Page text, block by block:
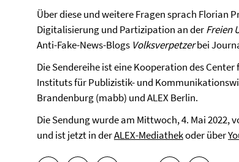
Über diese und weitere Fragen sprach Florian
Digitalisierung und Partizipation an derFreien
Anti-Fake-News-Blogs Volksverpetzerbei
Die Sendereihe ist eine Kooperation des
Instituts für Publizistik- und
Brandenburg (mabb) und ALEX Berlin.
Die Sendung wurde am Mittwoch, 4. Mai 2022,
und ist jetzt in derALEX-Mediathekoder über